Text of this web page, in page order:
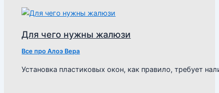
Для чего нужны жалюзи
Все про Алоэ Вера
Установка пластиковых окон, как правило, требует